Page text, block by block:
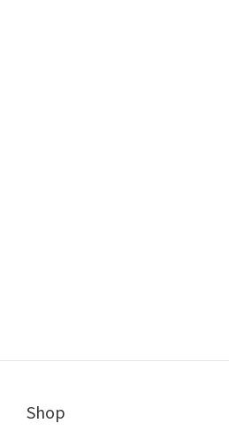
Shop